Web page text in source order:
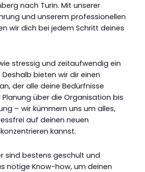
nach Turin. Mit unserer
und unserem professionellen
wir dich bei jedem Schritt deines
stressig und zeitaufwendig ein
Deshalb bieten wir dir einen
der alle deine Bedürfnisse
über die Organisation bis
– wir kümmern uns um alles,
auf deinen neuen
kannst.
sind bestens geschult und
nötige Know-how, um deinen